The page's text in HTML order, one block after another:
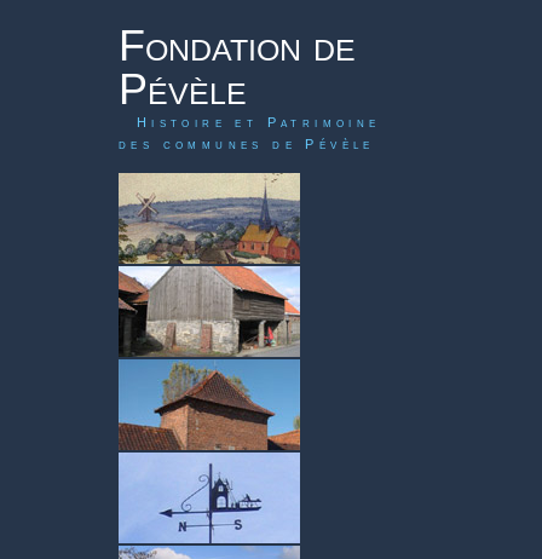
Fondation de
Pévèle
Histoire et Patrimoine
des communes de Pévèle